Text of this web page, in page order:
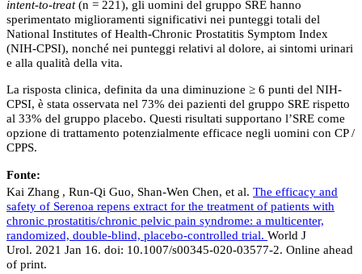
intent-to-treat(n = 221), gli uomini del gruppo SRE hanno
sperimentato miglioramenti significativi nei punteggi totali del
National Institutes of Health-Chronic Prostatitis Symptom Index
(NIH-CPSI), nonché nei punteggi relativi al dolore, ai sintomi urinari
e alla qualità della vita.
La risposta clinica, definita da una diminuzione ≥ 6 punti del NIH-
CPSI, è stata osservata nel 73% dei pazienti del gruppo SRE rispetto
al 33% del gruppo placebo. Questi risultati supportano l’SRE come
opzione di trattamento potenzialmente efficace negli uomini con CP /
CPPS.
Fonte:
Kai Zhang , Run-Qi Guo, Shan-Wen Chen, et al. The efficacy and
safety of Serenoa repens extract for the treatment of patients with
chronic prostatitis/chronic pelvic pain syndrome: a multicenter,
randomized, double-blind, placebo-controlled trial. World J
Urol. 2021 Jan 16. doi: 10.1007/s00345-020-03577-2. Online ahead
of print.